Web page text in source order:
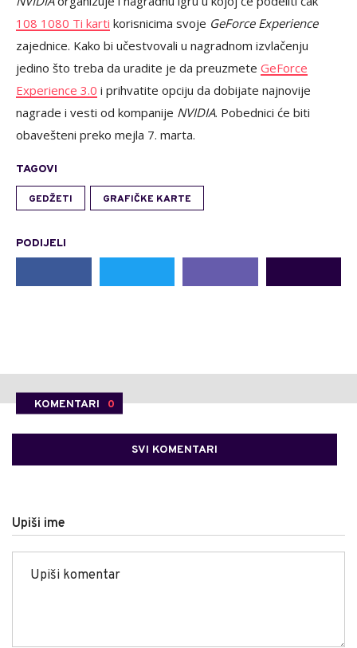
108 1080 Ti karti korisnicima svoje GeForce Experience
zajednice. Kako bi učestvovali u nagradnom izvlačenju
jedino što treba da uradite je da preuzmete GeForce
Experience 3.0 i prihvatite opciju da dobijate najnovije
nagrade i vesti od kompanije NVIDIA. Pobednici će biti
obavešteni preko mejla 7. marta.
TAGOVI
GEDŽETI GRAFIČKE KARTE
PODIJELI
KOMENTARI 0
SVI KOMENTARI
Upiši ime